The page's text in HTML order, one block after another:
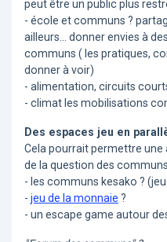
peut être un public plus
- école et communs ?
ailleurs... donner envies à
communs ( les pratiques,
donner à voir)
- alimentation, circuits
- climat les mobilisations
Des espaces jeu en
Cela pourrait permettre
de la question des communs.
- les communs kesako ?
- jeu de la monnaie ?
- un escape game autour